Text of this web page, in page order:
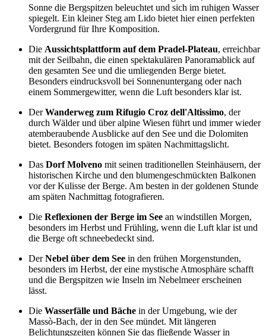
Sonne die Bergspitzen beleuchtet und sich im ruhigen Wasser
spiegelt. Ein kleiner Steg am Lido bietet hier einen perfekten
Vordergrund für Ihre Komposition.
Die Aussichtsplattform auf dem Pradel-Plateau, erreichbar
mit der Seilbahn, die einen spektakulären Panoramablick auf
den gesamten See und die umliegenden Berge bietet.
Besonders eindrucksvoll bei Sonnenuntergang oder nach
einem Sommergewitter, wenn die Luft besonders klar ist.
DerWanderweg zum Rifugio Croz dell'Altissimo, der
durch Wälder und über alpine Wiesen führt und immer wieder
atemberaubende Ausblicke auf den See und die Dolomiten
bietet. Besonders fotogen im späten Nachmittagslicht.
Das Dorf Molveno mit seinen traditionellen Steinhäusern, der
historischen Kirche und den blumengeschmückten Balkonen
vor der Kulisse der Berge. Am besten in der goldenen Stunde
am späten Nachmittag fotografieren.
Die Reflexionen der Berge im See an windstillen Morgen,
besonders im Herbst und Frühling, wenn die Luft klar ist und
die Berge oft schneebedeckt sind.
DerNebel über dem See in den frühen Morgenstunden,
besonders im Herbst, der eine mystische Atmosphäre schafft
und die Bergspitzen wie Inseln im Nebelmeer erscheinen
lässt.
Die Wasserfälle und Bäche in der Umgebung, wie der
Massò-Bach, der in den See mündet. Mit längeren
Belichtungszeiten können Sie das fließende Wasser in